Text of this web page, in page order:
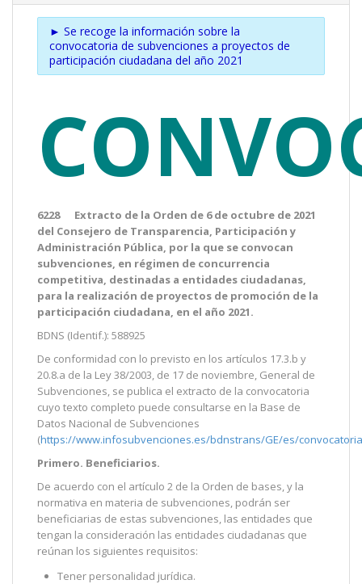
► Se recoge la información sobre la
convocatoria de subvenciones a proyectos de
participación ciudadana del año 2021
6228 Extracto de la Orden de 6 de octubre de 2021
del Consejero de Transparencia, Participación y
Administración Pública, por la que se convocan
subvenciones, en régimen de concurrencia
competitiva, destinadas a entidades ciudadanas,
para la realización de proyectos de promoción de la
participación ciudadana, en el año 2021.
BDNS (Identif.): 588925
De conformidad con lo previsto en los artículos 17.3.b y
20.8.a de la Ley 38/2003, de 17 de noviembre, General de
Subvenciones, se publica el extracto de la convocatoria
cuyo texto completo puede consultarse en la Base de
Datos Nacional de Subvenciones
(https://www.infosubvenciones.es/bdnstrans/GE/es/
Primero. Beneficiarios.
De acuerdo con el artículo 2 de la Orden de bases, y la
normativa en materia de subvenciones, podrán ser
beneficiarias de estas subvenciones, las entidades que
tengan la consideración las entidades ciudadanas que
reúnan los siguientes requisitos:
Tener personalidad jurídica.